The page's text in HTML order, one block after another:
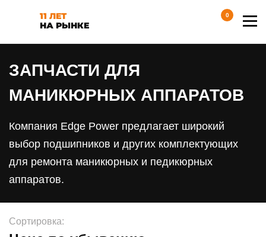
11 ЛЕТ
НА РЫНКЕ
0
ЗАПЧАСТИ ДЛЯ
МАНИКЮРНЫХ АППАРАТОВ
Компания Edge Power предлагает широкий
выбор подшипников и других комплектующих
для ремонта маникюрных и педикюрных
аппаратов.
Сортировка: